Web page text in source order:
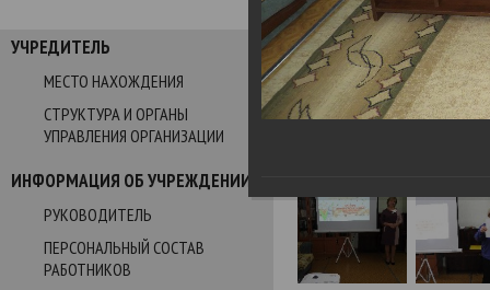
УЧРЕДИТЕЛЬ
МЕСТО НАХОЖДЕНИЯ
СТРУКТУРА И ОРГАНЫ
УПРАВЛЕНИЯ ОРГАНИЗАЦИИ
ИНФОРМАЦИЯ ОБ УЧРЕЖДЕНИИ
РУКОВОДИТЕЛЬ
ПЕРСОНАЛЬНЫЙ СОСТАВ
РАБОТНИКОВ
Фотогалерея
Конкурс